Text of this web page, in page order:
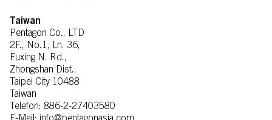
Taiwan
Pentagon Co., LTD
2F., No.1, Ln. 36,
Fuxing N. Rd.,
Zhongshan Dist.,
Taipei City 10488
Taiwan
Telefon: 886-2-27403580